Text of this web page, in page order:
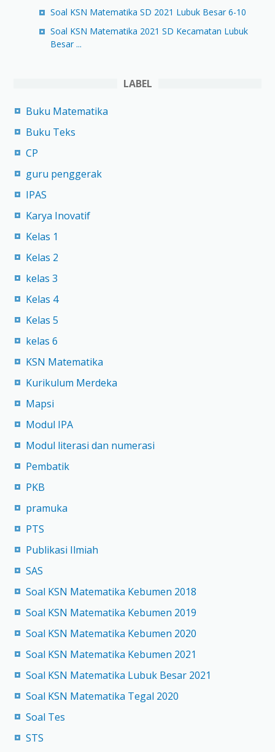
Soal KSN Matematika SD 2021 Lubuk Besar 6-10
Soal KSN Matematika 2021 SD Kecamatan Lubuk
Besar ...
LABEL
Buku Matematika
Buku Teks
CP
guru penggerak
IPAS
Karya Inovatif
Kelas 1
Kelas 2
kelas 3
Kelas 4
Kelas 5
kelas 6
KSN Matematika
Kurikulum Merdeka
Mapsi
Modul IPA
Modul literasi dan numerasi
Pembatik
PKB
pramuka
PTS
Publikasi Ilmiah
SAS
Soal KSN Matematika Kebumen 2018
Soal KSN Matematika Kebumen 2019
Soal KSN Matematika Kebumen 2020
Soal KSN Matematika Kebumen 2021
Soal KSN Matematika Lubuk Besar 2021
Soal KSN Matematika Tegal 2020
Soal Tes
STS